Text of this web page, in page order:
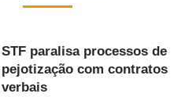
STF paralisa processos de
pejotização com contratos
verbais